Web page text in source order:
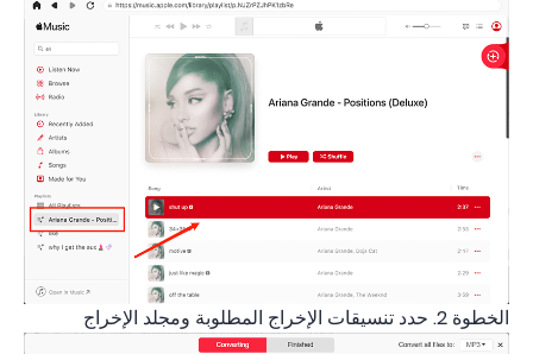
الخطوة 2. حدد تنسيقات الإخراج المطلوبة ومجلد الإخراج